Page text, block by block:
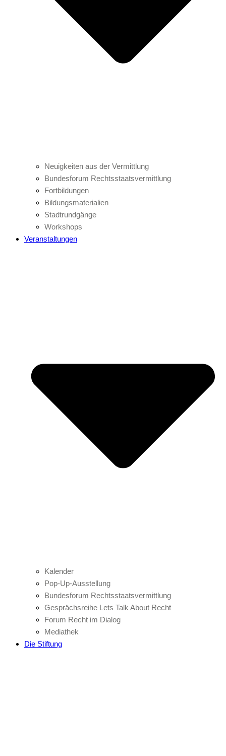
Neuigkeiten aus der Vermittlung
Bundesforum Rechtsstaatsvermittlung
Fortbildungen
Bildungsmaterialien
Stadtrundgänge
Workshops
Veranstaltungen
Kalender
Pop-Up-Ausstellung
Bundesforum Rechtsstaatsvermittlung
Gesprächsreihe Lets Talk About Recht
Forum Recht im Dialog
Mediathek
Die Stiftung